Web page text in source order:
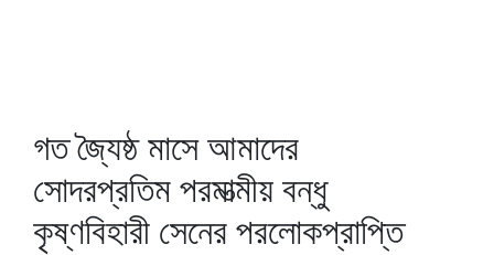
গত জ্যৈষ্ঠ মাসে আমাদের
সোদরপ্রতিম পরমাত্মীয় বন্ধু
কৃষ্ণবিহারী সেনের পরলোকপ্রাপ্তি